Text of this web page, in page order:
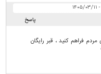
پاسخ
فراهم کنید ، قبر رایگان